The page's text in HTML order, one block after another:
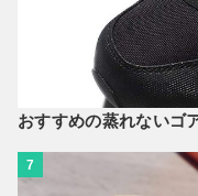
おすすめの蒸れないゴ
7